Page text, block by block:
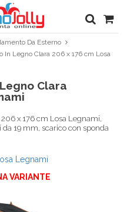
Da Esterno
In Legno Clara 206 x 176 cm Losa
Clara
x 176 cm Losa Legnami,
19 mm, scarico con sponda
Losa Legnami
VARIANTE